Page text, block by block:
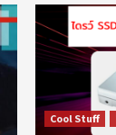
Cool Stuff